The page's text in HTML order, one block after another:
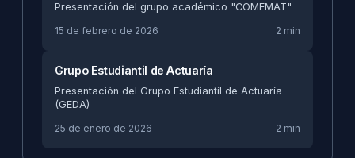
Presentación del grupo académico "COMEMAT"
15 de febrero de 2026
2 min
Grupo Estudiantil de Actuaría
Presentación del Grupo Estudiantil de Actuaría
(GEDA)
25 de enero de 2026
2 min